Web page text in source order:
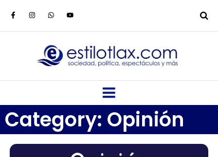
Category: Opinión